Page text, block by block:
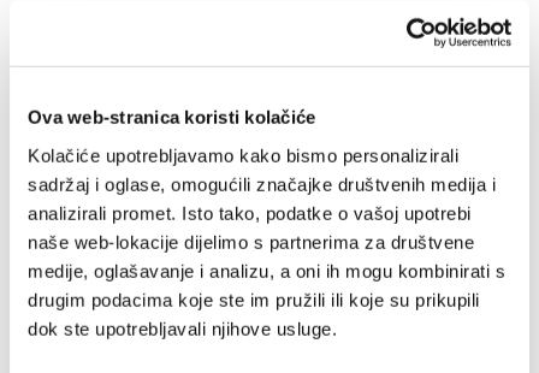
Ova web-stranica koristi kolačiće
Kolačiće upotrebljavamo kako bismo personalizirali
sadržaj i oglase, omogućili značajke društvenih medija i
analizirali promet. Isto tako, podatke o vašoj upotrebi
naše web-lokacije dijelimo s partnerima za društvene
medije, oglašavanje i analizu, a oni ih mogu kombinirati s
drugim podacima koje ste im pružili ili koje su prikupili
dok ste upotrebljavali njihove usluge.
OD ISTOG NAKLADNIKA